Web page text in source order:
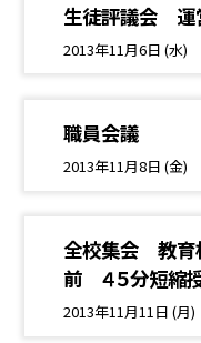
生徒評議会 運
2013年11月6日 (水)
職員会議
2013年11月8日 (金)
全校集会 教育
前 ４５分短縮
2013年11月11日 (月)